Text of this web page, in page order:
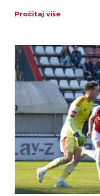
Pročitaj više